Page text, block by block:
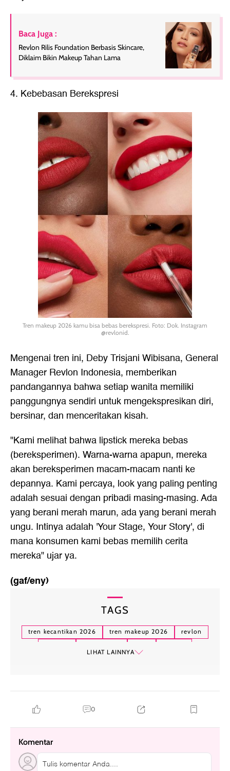
Baca Juga :
Revlon Rilis Foundation Berbasis Skincare,
Diklaim Bikin Makeup Tahan Lama
4. Kebebasan Berekspresi
Tren makeup 2026 kamu bisa bebas berekspresi. Foto: Dok. Instagram
@revlonid.
Mengenai tren ini, Deby Trisjani Wibisana, General
Manager Revlon Indonesia, memberikan
pandangannya bahwa setiap wanita memiliki
panggungnya sendiri untuk mengekspresikan diri,
bersinar, dan menceritakan kisah.
"Kami melihat bahwa lipstick mereka bebas
(bereksperimen). Warna-warna apapun, mereka
akan bereksperimen macam-macam nanti ke
depannya. Kami percaya, look yang paling penting
adalah sesuai dengan pribadi masing-masing. Ada
yang berani merah marun, ada yang berani merah
ungu. Intinya adalah 'Your Stage, Your Story', di
mana konsumen kami bebas memilih cerita
mereka" ujar ya.
(gaf/eny)
TAGS
tren kecantikan 2026 tren makeup 2026
revlon
LIHAT LAINNYA
0
Komentar
Tulis komentar Anda....